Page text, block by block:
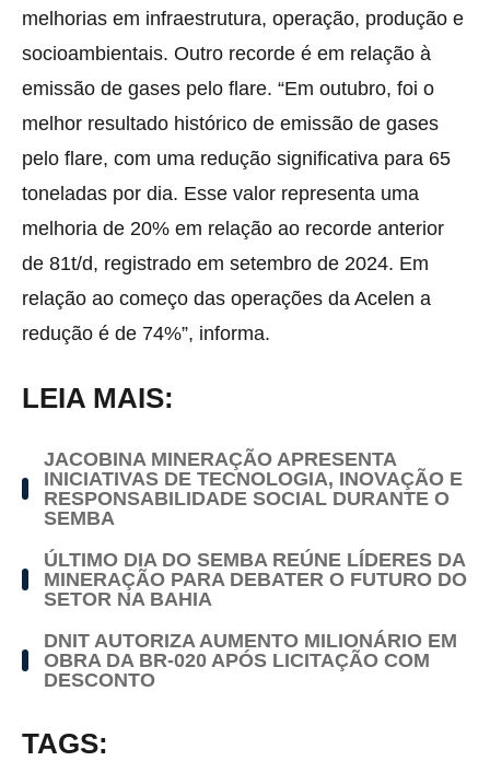
melhorias em infraestrutura, operação, produção e
socioambientais. Outro recorde é em relação à
emissão de gases pelo flare. “Em outubro, foi o
melhor resultado histórico de emissão de gases
pelo flare, com uma redução significativa para 65
toneladas por dia. Esse valor representa uma
melhoria de 20% em relação ao recorde anterior
de 81t/d, registrado em setembro de 2024. Em
relação ao começo das operações da Acelen a
redução é de 74%”, informa.
LEIA MAIS:
JACOBINA MINERAÇÃO APRESENTA
INICIATIVAS DE TECNOLOGIA, INOVAÇÃO E
RESPONSABILIDADE SOCIAL DURANTE O
SEMBA
ÚLTIMO DIA DO SEMBA REÚNE LÍDERES DA
MINERAÇÃO PARA DEBATER O FUTURO DO
SETOR NA BAHIA
DNIT AUTORIZA AUMENTO MILIONÁRIO EM
OBRA DA BR-020 APÓS LICITAÇÃO COM
DESCONTO
TAGS: